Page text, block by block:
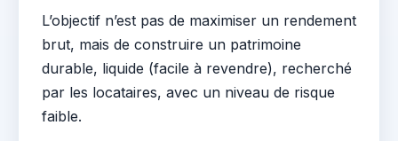
L’objectif n’est pas de maximiser un rendement
brut, mais de construire un patrimoine
durable, liquide (facile à revendre), recherché
par les locataires, avec un niveau de risque
faible.